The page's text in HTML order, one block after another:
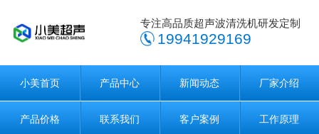
专注高品质超声波清洗机研发定制
19941929169
小美首页 产品中心 新闻动态 厂家介绍
产品价格 联系我们 客户案例 工作原理